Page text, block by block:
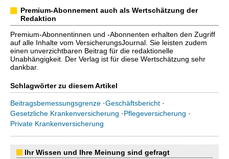
Premium-Abonnement auch als Wertschätzung der
Redaktion
Premium-Abonnentinnen und -Abonnenten erhalten den Zugriff
auf alle Inhalte vom VersicherungsJournal. Sie leisten zudem
einen unverzichtbaren Beitrag für die redaktionelle
Unabhängigkeit. Der Verlag ist für diese Wertschätzung sehr
dankbar.
Schlagwörter zu diesem Artikel
Beitragsbemessungsgrenze ·Geschäftsbericht ·
Gesetzliche Krankenversicherung ·Pflegeversicherung ·
Private Krankenversicherung
Ihr Wissen und Ihre Meinung sind gefragt